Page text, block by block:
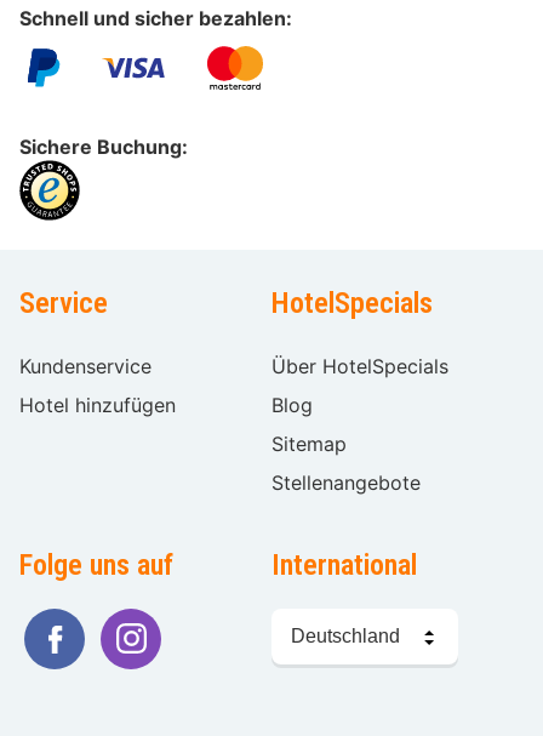
Schnell und sicher bezahlen:
Sichere Buchung:
Service
Kundenservice
Hotel hinzufügen
HotelSpecials
Über HotelSpecials
Blog
Sitemap
Stellenangebote
Folge uns auf International
wählen